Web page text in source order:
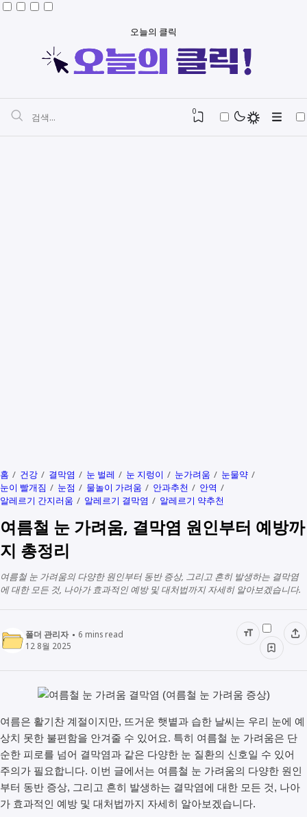
오늘의 클릭
0
홈 건강 결막염 눈 벌레 눈 지렁이 눈가려움
눈물약
눈이 빨개짐
눈점 물놀이 가려움 안과추천
안역
알레르기 간지러움
알레르기 결막염 알레르기 약추천
여름철 눈 가려움, 결막염 원인부터 예방까
지 총정리
여름철 눈 가려움의 다양한 원인부터 동반 증상, 그리고 흔히 발생하는 결막염
에 대한 모든 것, 나아가 효과적인 예방 및 대처법까지 자세히 알아보겠습니다.
폴더 관리자 6 mins read
12 8월 2025
여름은 활기찬 계절이지만, 뜨거운 햇볕과 습한 날씨는 우리 눈에 예
상치 못한 불편함을 안겨줄 수 있어요. 특히 여름철 눈 가려움은 단
순한 피로를 넘어 결막염과 같은 다양한 눈 질환의 신호일 수 있어
주의가 필요합니다. 이번 글에서는 여름철 눈 가려움의 다양한 원인
부터 동반 증상, 그리고 흔히 발생하는 결막염에 대한 모든 것, 나아
가 효과적인 예방 및 대처법까지 자세히 알아보겠습니다.